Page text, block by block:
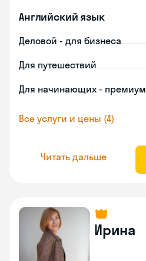
Английский язык
Деловой - для бизнеса
Для путешествий
Для начинающих - премиум
Все услуги и цены (4)
Читать дальше
Ирина